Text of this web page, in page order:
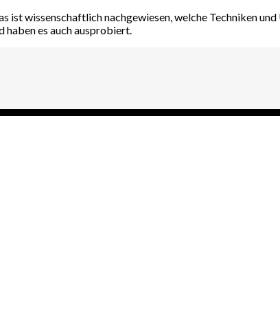
wissenschaftlich nachgewiesen, welche Techniken
haben es auch ausprobiert.